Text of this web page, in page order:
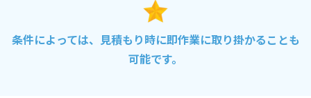
条件によっては、見積もり時に即作業に取り掛かることも
可能です。